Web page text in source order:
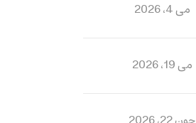
می 4، 2026
می 19، 2026